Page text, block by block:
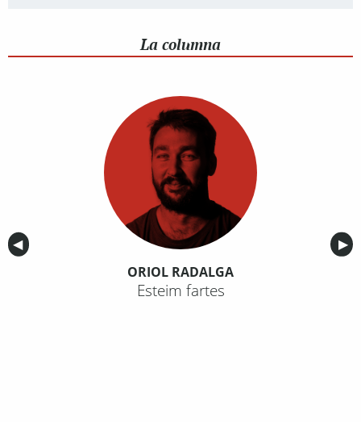
La columna
Anterior
◀︎ ▶︎
ORIOL RADALGA
Esteim fartes